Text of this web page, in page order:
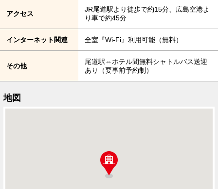
アクセス
JR尾道駅より徒歩で約15分、広島空港よ
り車で約45分
インターネット関連 全室『Wi-Fi』利用可能（無料）
その他
尾道駅⇔ホテル間無料シャトルバス送迎
あり（要事前予約制）
地図